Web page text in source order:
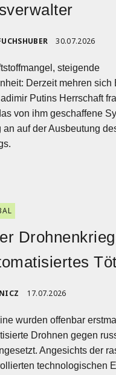
30.07.2026
steigende
Derzeit mehren sich
Putins Herrschaft
von ihm geschaffene
an auf der Ausbeutung
17.07.2026
wurden offenbar
Drohnen gegen
Angesichts der
technologischen